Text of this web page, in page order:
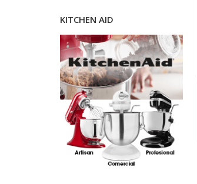
KITCHEN AID